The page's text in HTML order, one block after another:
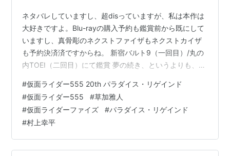
ネタバレしていますし、超disっていますが、私は本作は
大好きですよ。Blu-rayの購入予約も鑑賞前から既にして
いますし、真骨彫のネクストファイザもネクストカイザ
も予約決済済ですからね。 新宿バルト9（一回目）/丸の
内TOEI（二回目）にて鑑賞 夢の続き、というよりも、夢
な。 思い出補正が効かない私には20年前の555の幻想と
いうか柱に縛られて、それ故に展開や、俳優陣の演技や
容姿、役柄への解釈といった部分のチグハグさというか
噛み合わなさが目に付きましたが、ラストバトルはその
20年前の555の幻想があってこその胸熱展開で、一度目
の鑑賞時は私にとっ…
#仮面ライダー555 20th パラダイス・リゲインド
#仮面ライダー555 #草加雅人
#仮面ライダーファイズ #パラダイス・リゲインド
#村上幸平